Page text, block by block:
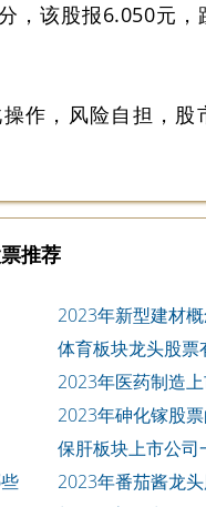
，该股报6.050元，
作，风险自担，股
推荐
2023年新型建材
体育板块龙头股票
2023年医药制造
2023年砷化镓股
保肝板块上市公
2023年番茄酱龙